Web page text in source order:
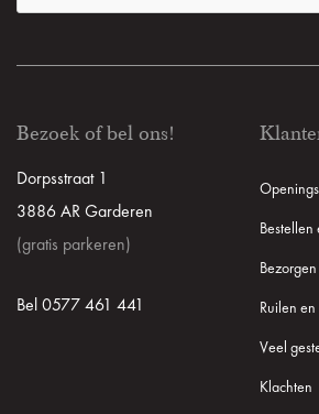
Bezoek of bel ons!
Dorpsstraat 1
3886 AR Garderen
(gratis parkeren)
Bel 0577 461 441
Bestellen
Ruilen
Veel
Klachten